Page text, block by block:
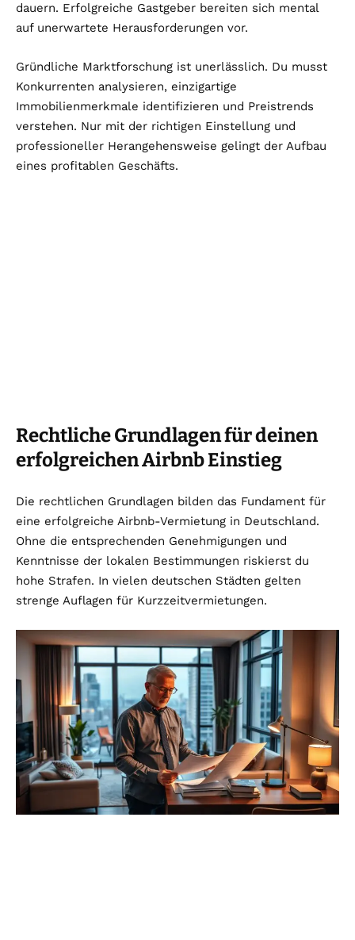
dauern. Erfolgreiche Gastgeber bereiten sich mental
auf unerwartete Herausforderungen vor.
Gründliche Marktforschung ist unerlässlich. Du musst
Konkurrenten analysieren, einzigartige
Immobilienmerkmale identifizieren und Preistrends
verstehen. Nur mit der richtigen Einstellung und
professioneller Herangehensweise gelingt der Aufbau
eines profitablen Geschäfts.
Rechtliche Grundlagen für deinen
erfolgreichen Airbnb Einstieg
Die rechtlichen Grundlagen bilden das Fundament für
eine erfolgreiche Airbnb-Vermietung in Deutschland.
Ohne die entsprechenden Genehmigungen und
Kenntnisse der lokalen Bestimmungen riskierst du
hohe Strafen. In vielen deutschen Städten gelten
strenge Auflagen für Kurzzeitvermietungen.